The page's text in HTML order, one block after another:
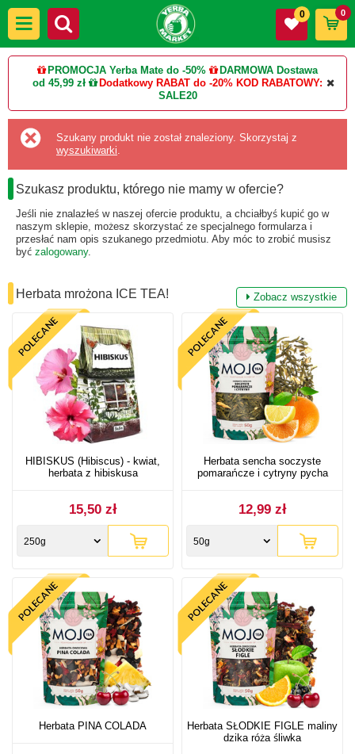
PROMOCJA Yerba Mate do -50%
DARMOWA Dostawa
od 45,99 zł
Dodatkowy RABAT do -20% KOD RABATOWY:
SALE20
0 0
Szukany produkt nie został znaleziony. Skorzystaj z
wyszukiwarki.
Szukasz produktu, którego nie mamy w ofercie?
Jeśli nie znalazłeś w naszej ofercie produktu, a chciałbyś kupić go w
naszym sklepie, możesz skorzystać ze specjalnego formularza i
przesłać nam opis szukanego przedmiotu. Aby móc to zrobić musisz
być zalogowany.
Herbata mrożona ICE TEA! Zobacz wszystkie
HIBISKUS (Hibiscus) - kwiat,
herbata z hibiskusa
15,50 zł
250g
Herbata sencha soczyste
pomarańcze i cytryny pycha
12,99 zł
50g
Herbata PINA COLADA
Herbata SŁODKIE FIGLE maliny
dzika róża śliwka